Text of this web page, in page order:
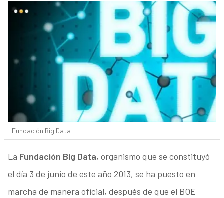
Fundación Big Data
La Fundación Big Data, organismo que se constituyó
el día 3 de junio de este año 2013, se ha puesto en
marcha de manera oficial, después de que el BOE